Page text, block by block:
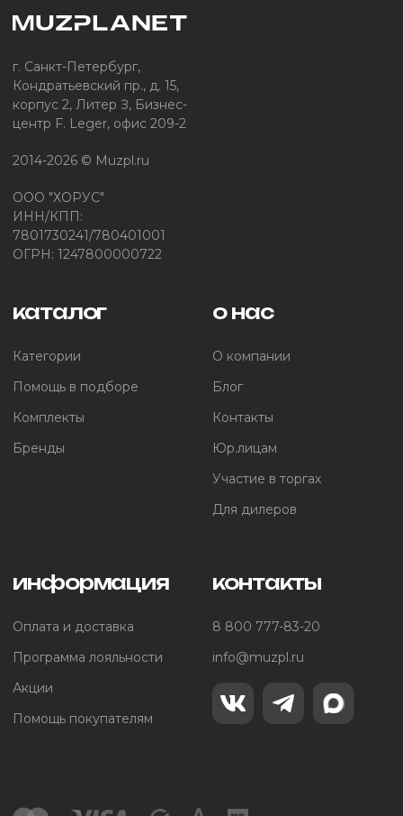
г. Санкт-Петербург,
Кондратьевский пр., д. 15,
корпус 2, Литер З, Бизнес-
центр F. Leger, офис 209-2
2014-2026 © Muzpl.ru
ООО "ХОРУС"
ИНН/КПП:
7801730241/780401001
ОГРН: 1247800000722
каталог
Категории
Помощь в подборе
Комплекты
Бренды
о нас
О компании
Блог
Контакты
Юр.лицам
Участие в торгах
Для дилеров
информация
Оплата и доставка
Программа лояльности
Акции
Помощь покупателям
контакты
8 800 777-83-20
info@muzpl.ru